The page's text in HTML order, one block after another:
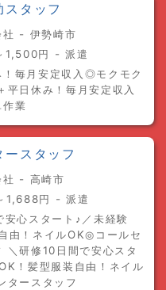
スタッフ
社 - 伊勢崎市
1,500円 - 派遣
！毎月安定収入◎モクモク
平日休み！毎月安定収入
業
ースタッフ
社 - 高崎市
1,688円 - 派遣
安心スタート♪／未経験
由！ネイルOK◎コールセ
＼研修10日間で安心スタ
！髪型服装自由！ネイル
タースタッフ